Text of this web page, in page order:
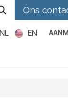
Ons
NL EN